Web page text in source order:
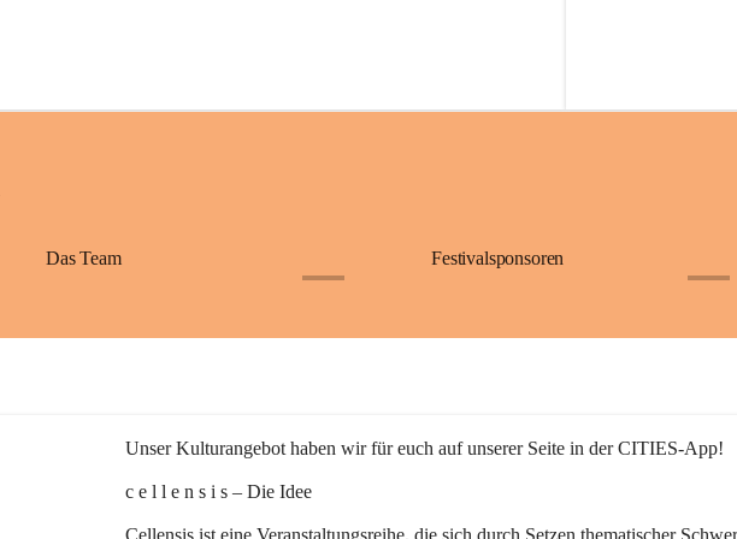
Das Team Festivalsponsoren
Unser Kulturangebot haben wir für euch auf unserer Seite in der CITIES-App!
c e l l e n s i s – Die Idee
Cellensis ist eine Veranstaltungsreihe, die sich durch Setzen thematischer